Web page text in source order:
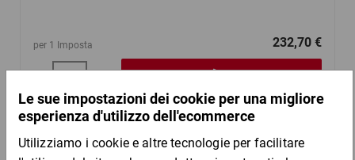
per 1 Imposta 232,70 €